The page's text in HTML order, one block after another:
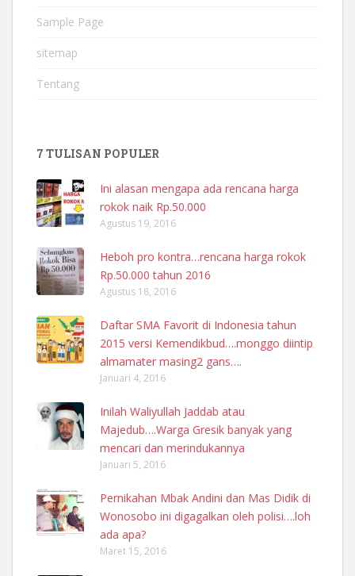
Sample Page
sitemap
Tentang
7 TULISAN POPULER
Ini alasan mengapa ada rencana harga
rokok naik Rp.50.000
Agustus 19, 2016
Heboh pro kontra…rencana harga rokok
Rp.50.000 tahun 2016
Agustus 18, 2016
Daftar SMA Favorit di Indonesia tahun
2015 versi Kemendikbud….monggo diintip
almamater masing2 gans….
Januari 4, 2016
Inilah Waliyullah Jaddab atau
Majedub….Warga Gresik banyak yang
mencari dan merindukannya
Januari 5, 2016
Pernikahan Mbak Andini dan Mas Didik di
Wonosobo ini digagalkan oleh polisi….loh
ada apa?
Maret 15, 2016